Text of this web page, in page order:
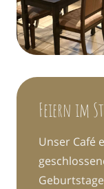
Feiern im
Unser Café